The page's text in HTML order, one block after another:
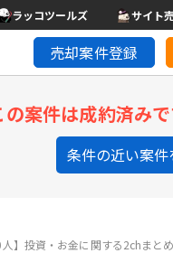
ラッコツールズ サイト
売却案件登録
の案件は成約済みで
条件の近い案件
人】投資・お金に関する2chまと